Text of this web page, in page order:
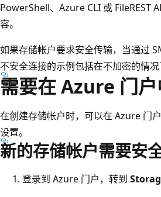
PowerShell、Azure CLI 或 FileREST
容。
如果存储帐户要求安全传输，当通过
不安全连接的示例包括在不加密的情
需要在 Azure 门
在创建存储帐户时，可以在 Azure 门户
设置。
新的存储帐户需要安
登录到 Azure 门户，转到